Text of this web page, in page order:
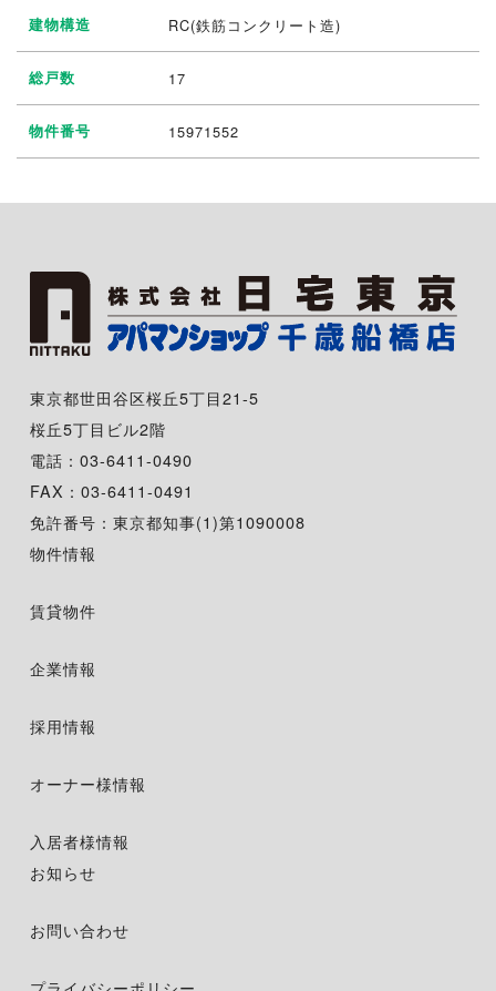
建物構造 RC(鉄筋コンクリート造)
総戸数 17
物件番号 15971552
東京都世田谷区桜丘5丁目21-5
桜丘5丁目ビル2階
電話：03-6411-0490
FAX：03-6411-0491
免許番号：東京都知事(1)第1090008
物件情報
賃貸物件
企業情報
採用情報
オーナー様情報
入居者様情報
お知らせ
お問い合わせ